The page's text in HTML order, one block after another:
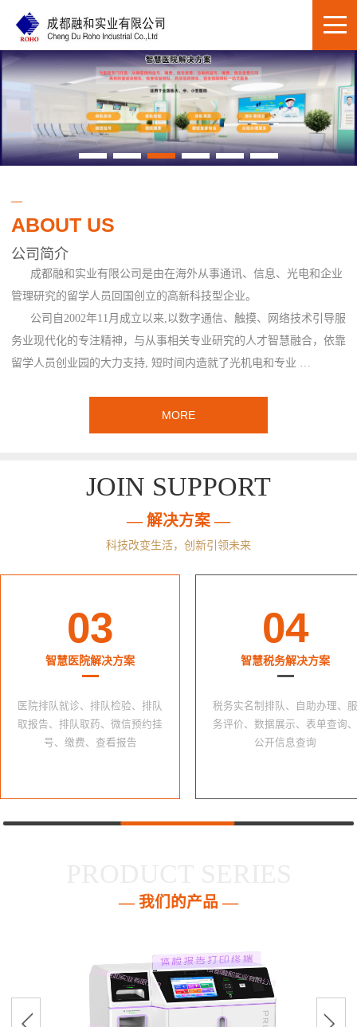
ABOUT US
公司简介
成都融和实业有限公司是由在海外从事通讯、信息、光电和企业
管理研究的留学人员回国创立的高新科技型企业。
公司自2002年11月成立以来,以数字通信、触摸、网络技术引导服
务业现代化的专注精神，与从事相关专业研究的人才智慧融合，依靠
留学人员创业园的大力支持, 短时间内造就了光机电和专业 …
MORE
JOIN SUPPORT
— 解决方案 —
科技改变生活，创新引领未来
03
智慧医院解决方案
医院排队就诊、排队检验、排队
取报告、排队取药、微信预约挂
号、缴费、查看报告
04
智慧税务解决方案
税务实名制排队、自助办理、服
务评价、数据展示、表单查询、
公开信息查询
— 我们的产品 —